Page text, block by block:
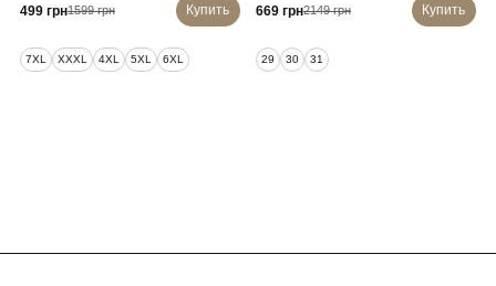
499 грн1599 грн Купить
7XL XXXL 4XL 5XL 6XL
669 грн2149 грн Купить
29 30 31